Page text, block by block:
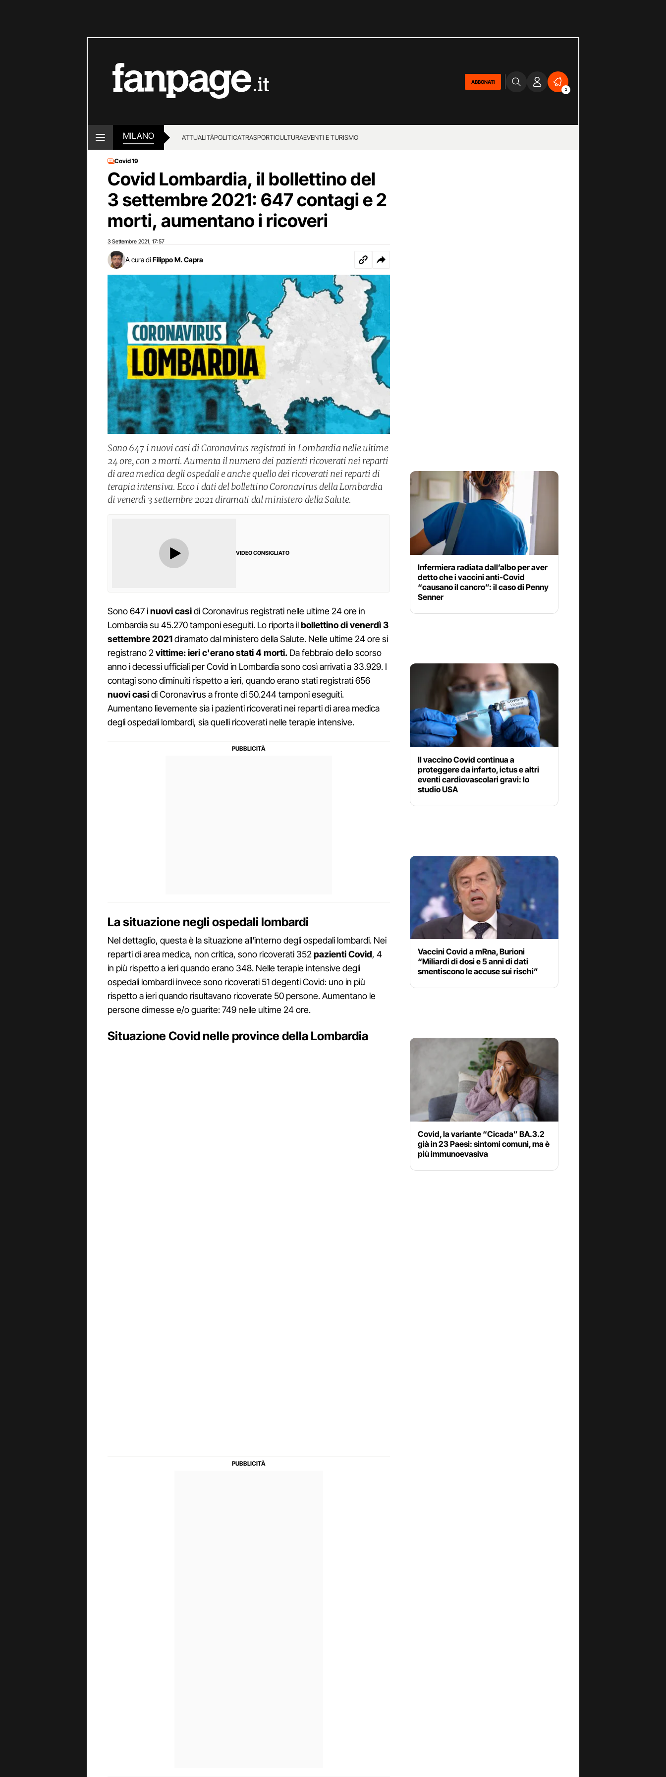
ABBONATI
2
MILANO ATTUALITÀPOLITICATRASPORTICULTURAEVENTI E TURISMO
Covid 19
Covid Lombardia, il bollettino del
3 settembre 2021: 647 contagi e 2
morti, aumentano i ricoveri
3 Settembre 2021 17:57
A cura di Filippo M. Capra
Sono 647 i nuovi casi di Coronavirus registrati in Lombardia nelle ultime
24 ore, con 2 morti. Aumenta il numero dei pazienti ricoverati nei reparti
di area medica degli ospedali e anche quello dei ricoverati nei reparti di
terapia intensiva. Ecco i dati del bollettino Coronavirus della Lombardia
di venerdì 3 settembre 2021 diramati dal ministero della Salute.
VIDEO CONSIGLIATO
Sono 647 inuovi casidi Coronavirus registrati nelle ultime 24 ore in
Lombardia su 45.270 tamponi eseguiti. Lo riporta ilbollettino di venerdì 3
settembre 2021diramato dal ministero della Salute. Nelle ultime 24 ore si
registrano 2vittime: ieri c'erano stati 4 morti. Da febbraio dello scorso
anno i decessi ufficiali per Covid in Lombardia sono così arrivati a 33.929. I
contagi sono diminuiti rispetto a ieri, quando erano stati registrati 656
nuovi casidi Coronavirus a fronte di 50.244 tamponi eseguiti.
Aumentano lievemente sia i pazienti ricoverati nei reparti di area medica
degli ospedali lombardi, sia quelli ricoverati nelle terapie intensive.
La situazione negli ospedali lombardi
Nel dettaglio, questa è la situazione all'interno degli ospedali lombardi. Nei
reparti di area medica, non critica, sono ricoverati 352pazienti Covid, 4
in più rispetto a ieri quando erano 348. Nelle terapie intensive degli
ospedali lombardi invece sono ricoverati 51 degenti Covid: uno in più
rispetto a ieri quando risultavano ricoverate 50 persone. Aumentano le
persone dimesse e/o guarite: 749 nelle ultime 24 ore.
Situazione Covid nelle province della Lombardia
Infermiera radiata dall’albo per aver
detto che i vaccini anti-Covid
“causano il cancro”: il caso di Penny
Senner
Il vaccino Covid continua a
proteggere da infarto, ictus e altri
eventi cardiovascolari gravi: lo
studio USA
Vaccini Covid a mRna, Burioni
“Miliardi di dosi e 5 anni di dati
smentiscono le accuse sui rischi”
Covid, la variante “Cicada” BA.3.2
già in 23 Paesi: sintomi comuni, ma è
più immunoevasiva